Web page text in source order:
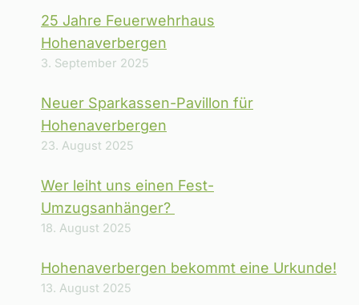
25 Jahre Feuerwehrhaus
Hohenaverbergen
3. September 2025
Neuer Sparkassen-Pavillon für
Hohenaverbergen
23. August 2025
Wer leiht uns einen Fest-
Umzugsanhänger?
18. August 2025
Hohenaverbergen bekommt eine Urkunde!
13. August 2025